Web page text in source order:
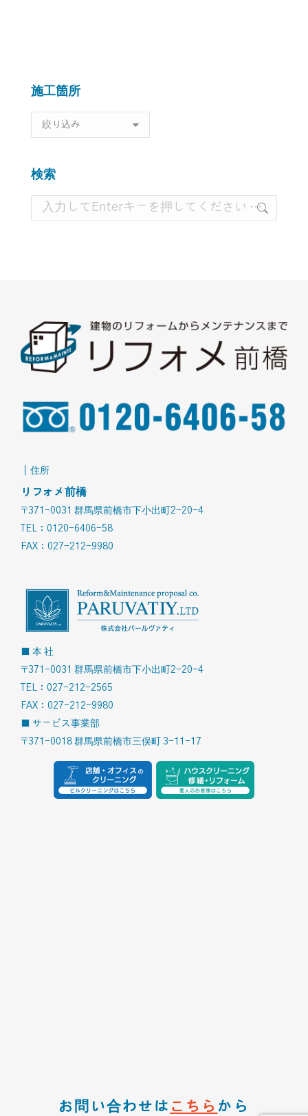
施工箇所
工
所
検索
索:
｜住所
リフォメ前橋
〒371-0031 群馬県前橋市下小出町2-20-4
TEL：0120-6406-58
FAX：027-212-9980
■ 本 社
〒371-0031 群馬県前橋市下小出町2-20-4
TEL：027-212-2565
FAX：027-212-9980
■ サービス事業部
〒371-0018 群馬県前橋市三俣町 3-11-17
お問い合わせは こちら から